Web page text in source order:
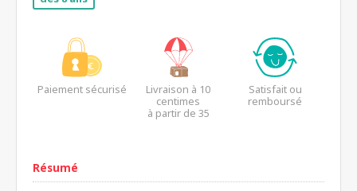
Paiement sécurisé
Livraison à 10
centimes
à partir de 35
Satisfait ou
remboursé
Résumé